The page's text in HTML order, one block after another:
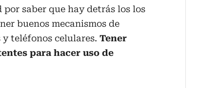
saber que hay detrás los los
buenos mecanismos de
teléfonos celulares. Tener
para hacer uso de